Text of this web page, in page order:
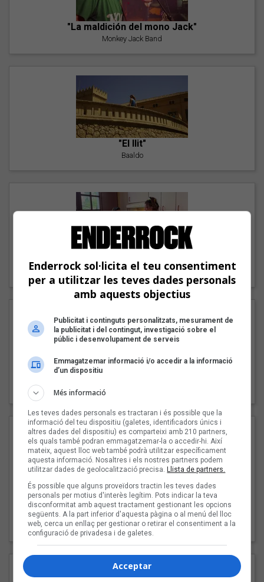
"La maldición del mono Jack"
Monkey Jack Band
"El llit"
Baaldo
"Lo bueno y lo malo"
Carmen y María
Pep Álvarez amb Joan Muntaner (Xanguito)
"Les cabres"
94 Rules amb Compte
Enderrock sol·licita el teu consentiment
per a utilitzar les teves dades personals
amb aquests objectius
Publicitat i continguts personalitzats, mesurament de
la publicitat i del contingut, investigació sobre el
públic i desenvolupament de serveis
Emmagatzemar informació i/o accedir a la informació
d’un dispositiu
Més informació
Les teves dades personals es tractaran i és possible que la
informació del teu dispositiu (galetes, identificadors únics i
altres dades del dispositiu) es comparteixi amb 210 partners,
els quals també podran emmagatzemar-la o accedir-hi. Així
mateix, aquest lloc web també podrà utilitzar específicament
aquesta informació. Nosaltres i els nostres partners podem
utilitzar dades de geolocalització precisa. Llista de partners.
És possible que alguns proveïdors tractin les teves dades
personals per motius d'interès legítim. Pots indicar la teva
disconformitat amb aquest tractament gestionant les opcions
següents. A la part inferior d'aquesta pàgina o al menú del lloc
web, cerca un enllaç per gestionar o retirar el consentiment a la
configuració de privadesa i de galetes.
Acceptar